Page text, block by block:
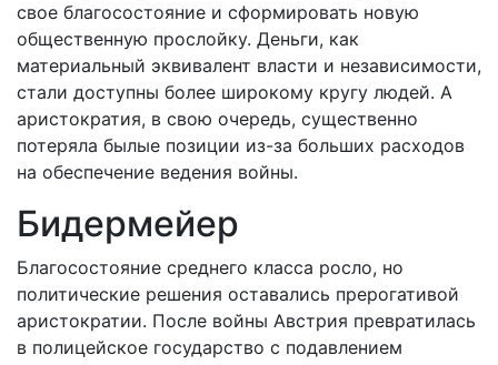
свое благосостояние и сформировать новую
общественную прослойку. Деньги, как
материальный эквивалент власти и независимости,
стали доступны более широкому кругу людей. А
аристократия, в свою очередь, существенно
потеряла былые позиции из-за больших расходов
на обеспечение ведения войны.
Бидермейер
Благосостояние среднего класса росло, но
политические решения оставались прерогативой
аристократии. После войны Австрия превратилась
в полицейское государство с подавлением